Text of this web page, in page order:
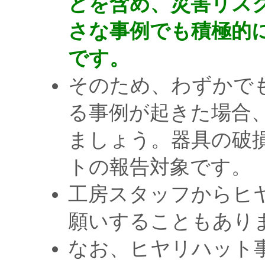
さな事例でも積極的
です。
そのため、わずかで
る事例が起きた場合
ましょう。器具の破
トの報告対象です。
工房スタッフからヒ
願いすることもあり
なお、ヒヤリハット